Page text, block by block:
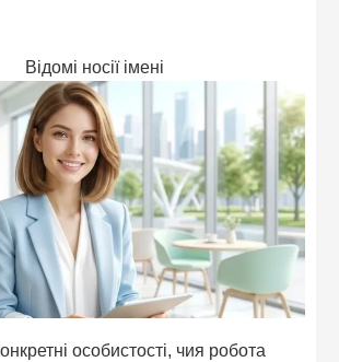
Відомі носії імені
особистості, чия робота